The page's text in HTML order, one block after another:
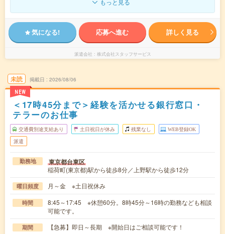
もっと見る
気になる! 応募へ進む 詳しく見る
派遣会社 株式会社スタッフサービス
未読
NEW
掲載日 2026/08/06
＜17時45分まで＞経験を活かせる銀行窓口・
テラーのお仕事
交通費別途支給あり 土日祝日が休み 残業なし WEB登録OK
派遣
勤務地 東京都台東区
稲荷町(東京都)駅から徒歩8分／上野駅から徒歩12分
曜日頻度 月～金 ※土日祝休み
時間
8:45～17:45 ※休憩60分。8時45分～16時の勤務なども相談
可能です。
期間 【急募】即日～長期 ※開始日はご相談可能です！